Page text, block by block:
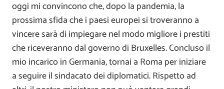
oggi mi convincono che, dopo la pandemia, la
prossima sfida che i paesi europei si troveranno a
vincere sarà di impiegare nel modo migliore i prestiti
che riceveranno dal governo di Bruxelles. Concluso il
mio incarico in Germania, tornai a Roma per iniziare
a seguire il sindacato dei diplomatici. Rispetto ad